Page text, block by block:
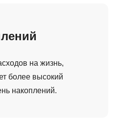
на жизнь,
более высокий
накоплений.